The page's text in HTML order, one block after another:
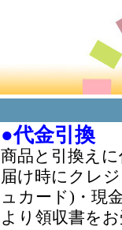
●代金引換
商品と引換え
届け時にクレ
ュカード)・現
より領収書を